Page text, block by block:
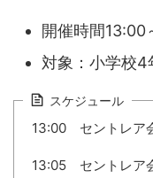
開催時間13:00
対象：小学校4
スケジュール
13:00 セントレア
13:05 セントレア